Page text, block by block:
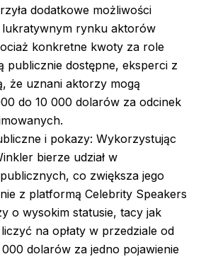
dodatkowe możliwości
rynku aktorów
konkretne kwoty za role
publicznie dostępne, eksperci z
że uznani aktorzy mogą
do 10 000 dolarów za odcinek
i pokazy: Wykorzystując
bierze udział w
co zwiększa jego
z platformą Celebrity Speakers
o wysokim statusie, tacy jak
na opłaty w przedziale od
dolarów za jedno pojawienie